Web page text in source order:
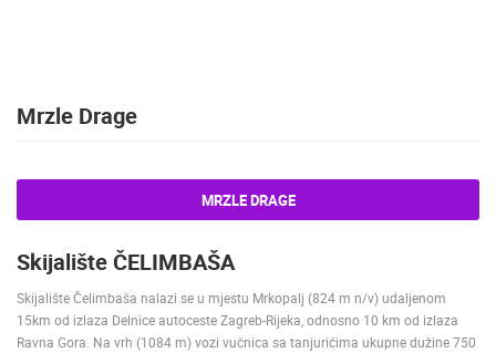
FOR NEW
WEBCAMS
POLICY
BANNERS
Mrzle Drage
MRZLE DRAGE
Skijalište ČELIMBAŠA
Skijalište Čelimbaša nalazi se u mjestu Mrkopalj (824 m n/v) udaljenom
15km od izlaza Delnice autoceste Zagreb-Rijeka, odnosno 10 km od izlaza
Ravna Gora. Na vrh (1084 m) vozi vučnica sa tanjurićima ukupne dužine 750